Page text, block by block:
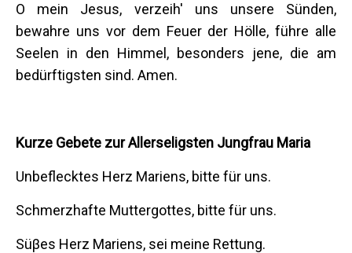
O mein Jesus, verzeih' uns unsere Sünden,
bewahre uns vor dem Feuer der Hölle, führe alle
Seelen in den Himmel, besonders jene, die am
bedürftigsten sind. Amen.
Kurze Gebete zur Allerseligsten Jungfrau Maria
Unbeflecktes Herz Mariens, bitte für uns.
Schmerzhafte Muttergottes, bitte für uns.
Süβes Herz Mariens, sei meine Rettung.